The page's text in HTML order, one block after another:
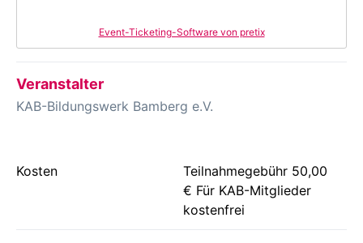
Event-Ticketing-Software von pretix
Veranstalter
KAB-Bildungswerk Bamberg e.V.
Kosten
Teilnahmegebühr 50,00
€ Für KAB-Mitglieder
kostenfrei